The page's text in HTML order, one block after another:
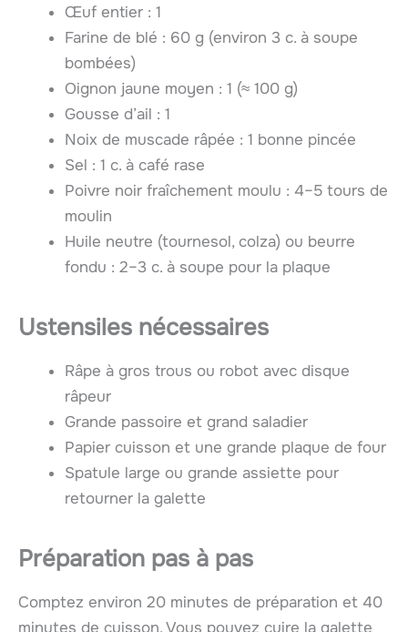
Œuf entier : 1
Farine de blé : 60 g (environ 3 c. à soupe
bombées)
Oignon jaune moyen : 1 (≈ 100 g)
Gousse d’ail : 1
Noix de muscade râpée : 1 bonne pincée
Sel : 1 c. à café rase
Poivre noir fraîchement moulu : 4–5 tours de
moulin
Huile neutre (tournesol, colza) ou beurre
fondu : 2–3 c. à soupe pour la plaque
Ustensiles nécessaires
Râpe à gros trous ou robot avec disque
râpeur
Grande passoire et grand saladier
Papier cuisson et une grande plaque de four
Spatule large ou grande assiette pour
retourner la galette
Préparation pas à pas
Comptez environ 20 minutes de préparation et 40
minutes de cuisson. Vous pouvez cuire la galette